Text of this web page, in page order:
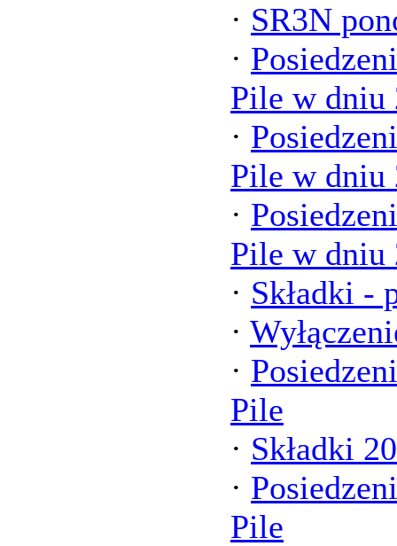
· SR3N
·
Pile w dniu
·
Pile w dniu
·
Pile w dniu
· Składki -
·
·
Pile
· Składki
·
Pile